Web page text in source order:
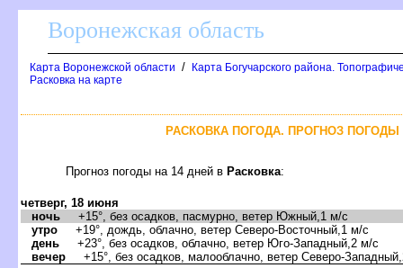
оронежская область
Карта Воронежской области /
Карта Богучарского района.
Расковка на карте
РАСКОВКА ПОГОДА. ПРОГНОЗ ПОГОДЫ
Прогноз погоды на 14 дней Расковка:
четверг, 18 июня
ночь +15°, без осадков, пасмурно, ветер Южный,1 м/с
утро +19°, дождь, облачно, ветер Северо-Восточный,1 м/с
день +23°, без осадков, облачно, ветер Юго-Западный,2 м/с
ечер +15°, без осадков, малооблачно, ветер Северо-